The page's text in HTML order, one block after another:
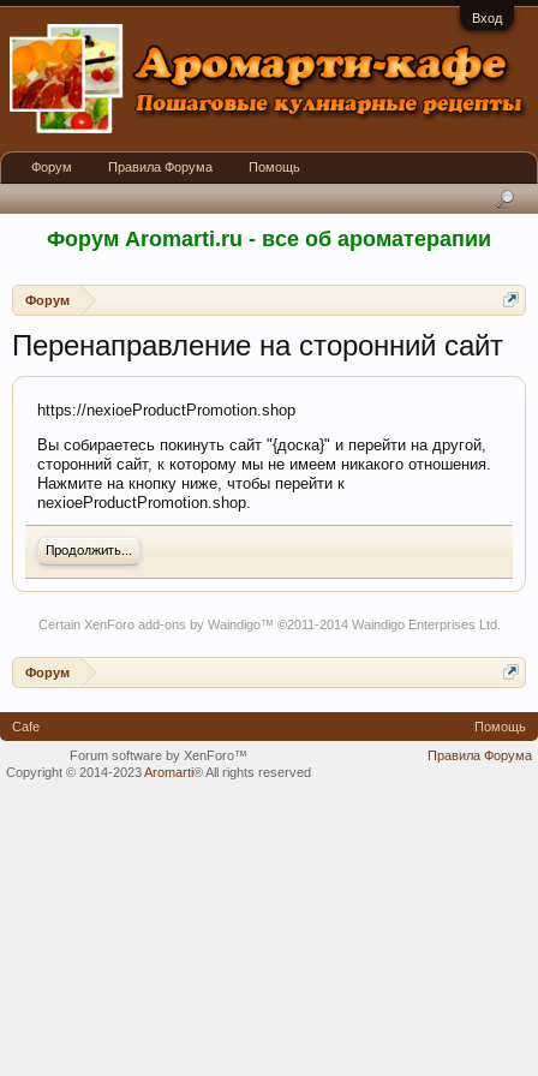
Вход
Форум Aromarti.ru - все об ароматерапии
Форум
Перенаправление на сторонний сайт
https://nexioeProductPromotion.shop
Вы собираетесь покинуть сайт "{доска}" и перейти на другой,
сторонний сайт, к которому мы не имеем никакого отношения.
Нажмите на кнопку ниже, чтобы перейти к
nexioeProductPromotion.shop.
Продолжить...
Certain XenForo add-ons by Waindigo™ ©2011-2014 Waindigo Enterprises Ltd.
Форум
Форум Правила Форума Помощь
Cafe
Помощь
Правила Форума
Forum software by XenForo™
Copyright © 2014-2023Aromarti®All rights reserved